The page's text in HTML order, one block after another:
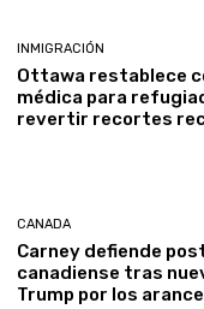
INMIGRACIÓN
Ottawa restablece
médica para
revertir recortes
CANADA
Carney defiende
canadiense tras
Trump por los